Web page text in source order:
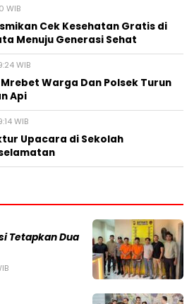
WIB
Cek Kesehatan Gratis di
Menuju Generasi Sehat
WIB
Warga Dan Polsek Turun
Api
WIB
Upacara di Sekolah
Tetapkan Dua